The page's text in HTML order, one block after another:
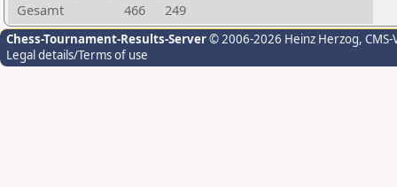
Gesamt
466 249
Chess-Tournament-Results-Server© 2006-2026 Heinz Herzog,
Legal details/Terms of use